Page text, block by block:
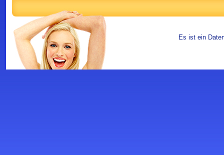
Es ist ein